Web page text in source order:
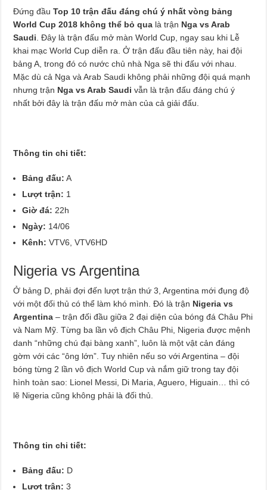
Đứng đầuTop 10 trận đấu đáng chú ý nhất vòng bảng
World Cup 2018 không thể bỏ qua là trận Nga vs Arab
Saudi . Đây là trận đấu mở màn World Cup, ngay sau khi Lễ
khai mạc World Cup diễn ra. Ở trận đấu đầu tiên này, hai đội
bảng A, trong đó có nước chủ nhà Nga sẽ thi đấu với nhau.
Mặc dù cả Nga và Arab Saudi không phải những đội quá mạnh
nhưng trận Nga vs Arab Saudi vẫn là trận đấu đáng chú ý
nhất bởi đây là trận đấu mở màn của cả giải đấu.
Thông tin chi tiết:
Bảng đấu: A
Lượt trận: 1
Giờ đá: 22h
Ngày: 14/06
Kênh: VTV6, VTV6HD
Nigeria vs Argentina
Ở bảng D, phải đợi đến lượt trận thứ 3, Argentina mới đụng độ
với một đối thủ có thể làm khó mình. Đó là trận Nigeria vs
Argentina – trận đối đầu giữa 2 đại diện của bóng đá Châu Phi
và Nam Mỹ. Từng ba lần vô địch Châu Phi, Nigeria được mệnh
danh “những chú đại bàng xanh”, luôn là một vật cản đáng
gờm với các “ông lớn”. Tuy nhiên nếu so với Argentina – đội
bóng từng 2 lần vô địch World Cup và nắm giữ trong tay đội
hình toàn sao: Lionel Messi, Di Maria, Aguero, Higuain… thì có
lẽ Nigeria cũng không phải là đối thủ.
Thông tin chi tiết:
Bảng đấu: D
Lượt trận: 3